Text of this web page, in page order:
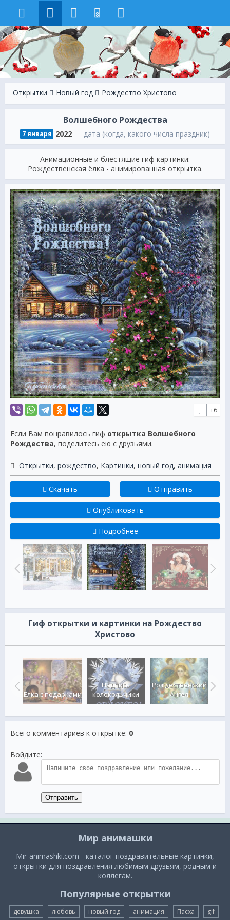
8
Открытки Новый год Рождество Христово
Волшебного Рождества
7 января 2022 — дата (когда, какого числа праздник)
Анимационные и блестящие гиф картинки:
Рождественская ёлка - анимированная открытка.
+6
Если Вам понравилось гиф открытка Волшебного
Рождества, поделитесь ею с друзьями.
Открытки, рождество, Картинки, новый год, анимация
Скачать Отправить
Опубликовать
Подробнее
Гиф открытки и картинки на Рождество
Христово
Ёлка с подарками
Надпись
колокольчики
Рождественский
Ангел
Всего комментариев к открытке: 0
Войдите:
Отправить
Мир анимашки
Mir-animashki.com - каталог поздравительные картинки,
открытки для поздравления любимым друзьям, родным и
коллегам.
Популярные открытки
девушка любовь новый год анимация Пасха gif